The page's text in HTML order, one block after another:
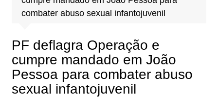
combater abuso sexual infantojuvenil
PF deflagra Operação e
cumpre mandado em João
Pessoa para combater abuso
sexual infantojuvenil